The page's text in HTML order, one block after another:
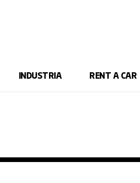
INDUSTRIA RENT A CAR